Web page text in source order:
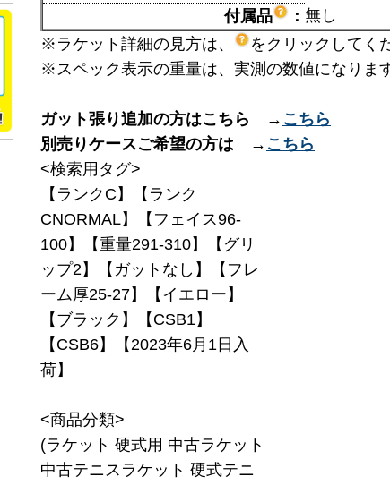
付属品
： 無し
※ラケット詳細の見方は、
をクリックしてく
※スペック表示の重量は、実測の数値になります
ガット張り追加の方はこちら → こちら
別売りケースご希望の方は → こちら
<検索用タグ>
【ランクC】【ランク
CNORMAL】【フェイス96-
100】【重量291-310】【グリ
ップ2】【ガットなし】【フレ
ーム厚25-27】【イエロー】
【ブラック】【CSB1】
【CSB6】【2023年6月1日入
荷】
<商品分類>
(ラケット 硬式用 中古ラケット
中古テニスラケット 硬式テニ